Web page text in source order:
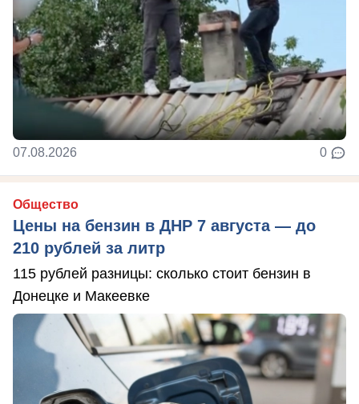
07.08.2026 0
Общество
Цены на бензин в ДНР 7 августа — до
210 рублей за литр
115 рублей разницы: сколько стоит бензин в
Донецке и Макеевке